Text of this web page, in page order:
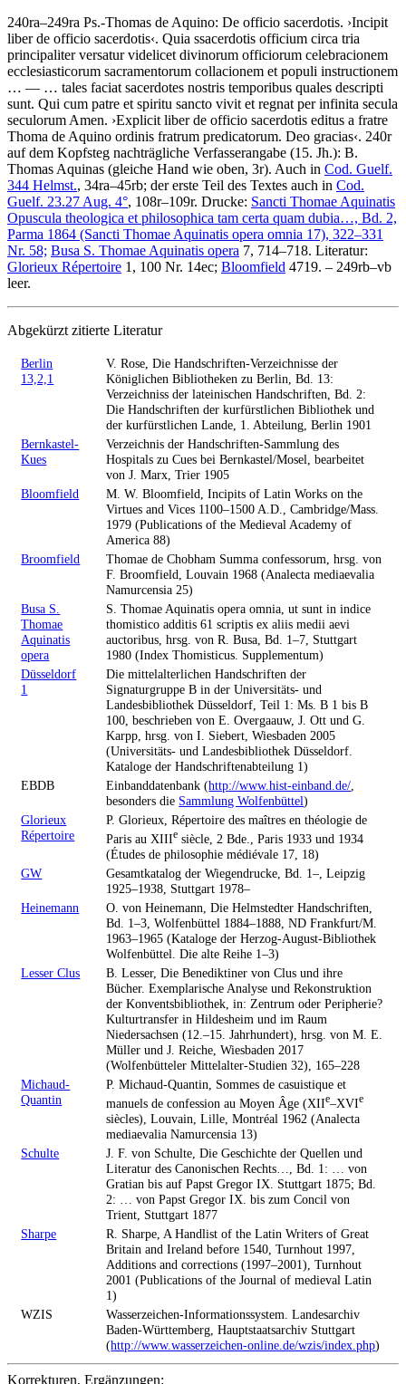
240ra–249ra Ps.-Thomas de Aquino: De officio sacerdotis. ›Incipit
liber de officio sacerdotis‹. Quia ssacerdotis officium circa tria
principaliter versatur videlicet divinorum officiorum celebracionem
ecclesiasticorum sacramentorum collacionem et populi instructionem
… — … tales faciat sacerdotes nostris temporibus quales descripti
sunt. Qui cum patre et spiritu sancto vivit et regnat per infinita secula
seculorum Amen. ›Explicit liber de officio sacerdotis editus a fratre
Thoma de Aquino ordinis fratrum predicatorum. Deo gracias‹. 240r
auf dem Kopfsteg nachträgliche Verfasserangabe (15. Jh.): B.
Thomas Aquinas (gleiche Hand wie oben, 3r). Auch in Cod. Guelf.
344 Helmst., 34ra–45rb; der erste Teil des Textes auch in Cod.
Guelf. 23.27 Aug. 4°, 108r–109r. Drucke: Sancti Thomae Aquinatis
Opuscula theologica et philosophica tam certa quam dubia…, Bd. 2,
Parma 1864 (Sancti Thomae Aquinatis opera omnia 17), 322–331
Nr. 58; Busa S. Thomae Aquinatis opera 7, 714–718. Literatur:
Glorieux Répertoire 1, 100 Nr. 14ec; Bloomfield 4719. – 249rb–vb
leer.
Abgekürzt zitierte Literatur
Berlin
13,2,1
V. Rose, Die Handschriften-Verzeichnisse der
Königlichen Bibliotheken zu Berlin, Bd. 13:
Verzeichniss der lateinischen Handschriften, Bd. 2:
Die Handschriften der kurfürstlichen Bibliothek und
der kurfürstlichen Lande, 1. Abteilung, Berlin 1901
Bernkastel-
Kues
Verzeichnis der Handschriften-Sammlung des
Hospitals zu Cues bei Bernkastel/Mosel, bearbeitet
von J. Marx, Trier 1905
Bloomfield
M. W. Bloomfield, Incipits of Latin Works on the
Virtues and Vices 1100–1500 A.D., Cambridge/Mass.
1979 (Publications of the Medieval Academy of
America 88)
Broomfield
Thomae de Chobham Summa confessorum, hrsg. von
F. Broomfield, Louvain 1968 (Analecta mediaevalia
Namurcensia 25)
Busa S.
Thomae
Aquinatis
opera
S. Thomae Aquinatis opera omnia, ut sunt in indice
thomistico additis 61 scriptis ex aliis medii aevi
auctoribus, hrsg. von R. Busa, Bd. 1–7, Stuttgart
1980 (Index Thomisticus. Supplementum)
Düsseldorf
1
Die mittelalterlichen Handschriften der
Signaturgruppe B in der Universitäts- und
Landesbibliothek Düsseldorf, Teil 1: Ms. B 1 bis B
100, beschrieben von E. Overgaauw, J. Ott und G.
Karpp, hrsg. von I. Siebert, Wiesbaden 2005
(Universitäts- und Landesbibliothek Düsseldorf.
Kataloge der Handschriftenabteilung 1)
EBDB
Einbanddatenbank (http://www.hist-einband.de/
besonders die Sammlung Wolfenbüttel)
Glorieux
Répertoire
P. Glorieux, Répertoire des maîtres en théologie de
Paris au XIIIe siècle, 2 Bde., Paris 1933 und 1934
(Études de philosophie médiévale 17, 18)
GW
Gesamtkatalog der Wiegendrucke, Bd. 1–, Leipzig
1925–1938, Stuttgart 1978–
Heinemann
O. von Heinemann, Die Helmstedter Handschriften,
Bd. 1–3, Wolfenbüttel 1884–1888, ND Frankfurt/M.
1963–1965 (Kataloge der Herzog-August-Bibliothek
Wolfenbüttel. Die alte Reihe 1–3)
Lesser Clus
B. Lesser, Die Benediktiner von Clus und ihre
Bücher. Exemplarische Analyse und Rekonstruktion
der Konventsbibliothek, in: Zentrum oder Peripherie?
Kulturtransfer in Hildesheim und im Raum
Niedersachsen (12.–15. Jahrhundert), hrsg. von M. E.
Müller und J. Reiche, Wiesbaden 2017
(Wolfenbütteler Mittelalter-Studien 32), 165–228
Michaud-
Quantin
P. Michaud-Quantin, Sommes de casuistique et
manuels de confession au Moyen Âge (XIIe–XVIe
siècles), Louvain, Lille, Montréal 1962 (Analecta
mediaevalia Namurcensia 13)
Schulte
J. F. von Schulte, Die Geschichte der Quellen und
Literatur des Canonischen Rechts…, Bd. 1: … von
Gratian bis auf Papst Gregor IX. Stuttgart 1875; Bd.
2: … von Papst Gregor IX. bis zum Concil von
Trient, Stuttgart 1877
Sharpe
R. Sharpe, A Handlist of the Latin Writers of Great
Britain and Ireland before 1540, Turnhout 1997,
Additions and corrections (1997–2001), Turnhout
2001 (Publications of the Journal of medieval Latin
1)
WZIS
Wasserzeichen-Informationssystem. Landesarchiv
Baden-Württemberg, Hauptstaatsarchiv Stuttgart
(http://www.wasserzeichen-online.de/wzis/index.php)
Korrekturen, Ergänzungen: